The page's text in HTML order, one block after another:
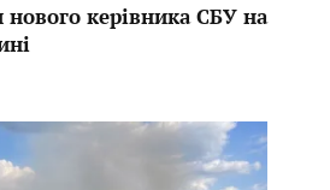
керівника СБУ на